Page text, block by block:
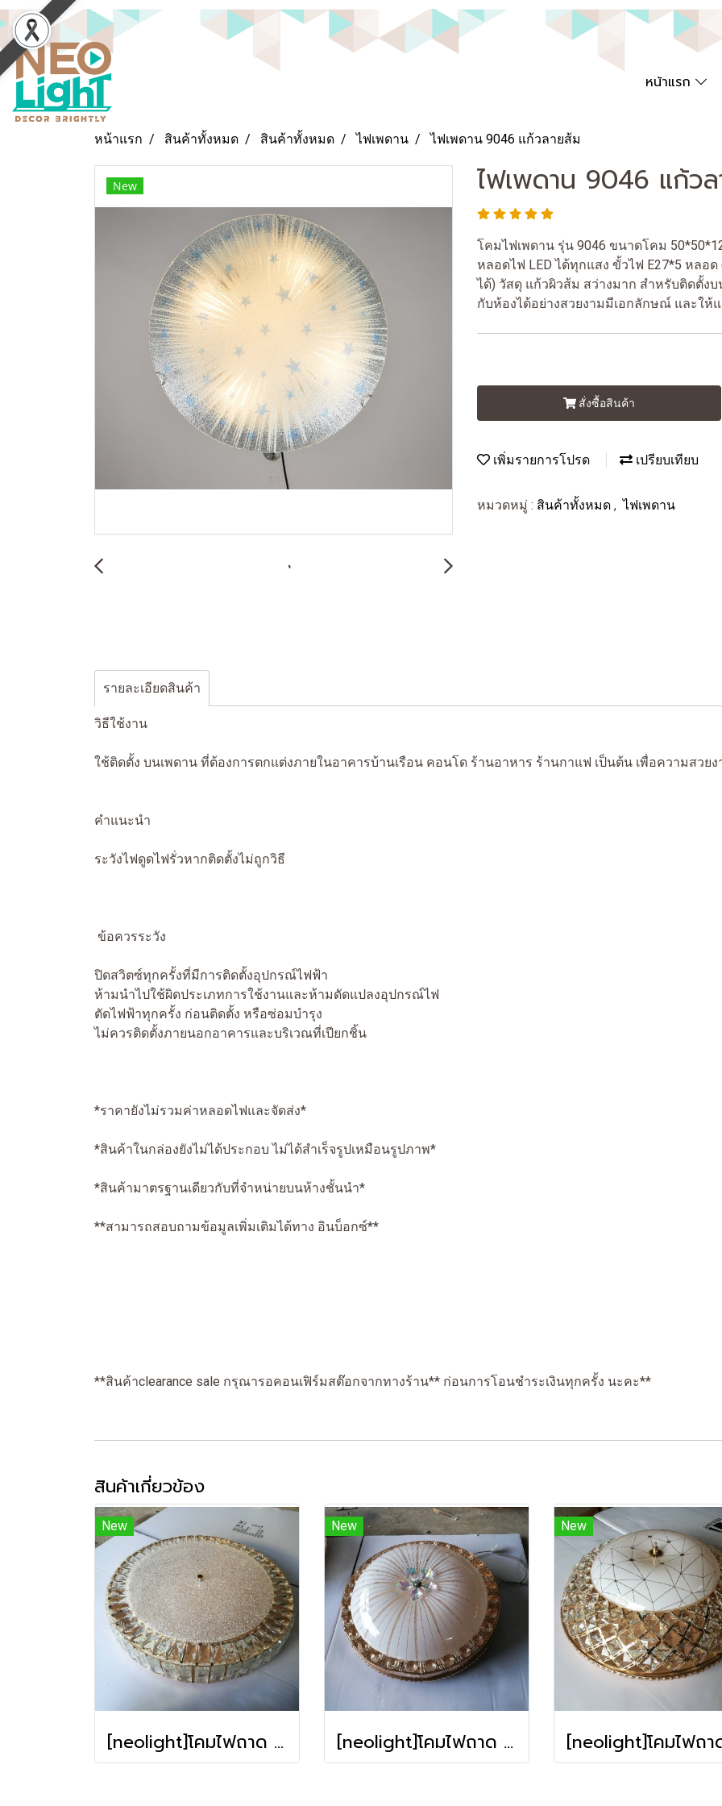
หน้าแรก
หน้าแรก สินค้าทั้งหมด สินค้าทั้งหมด ไฟเพดาน ไฟเพดาน 9046 แก้วลายส้ม
New ไฟเพดาน 9046 แก้ว
โคมไฟเพดาน รุ่น 9046 ขนาดโคม
หลอดไฟ LED ได้ทุกแสง ขั้วไฟ E27*5 หลอ
ได้) วัสดุ แก้วผิวส้ม สว่างมาก สำหรับติดตั้ง
กับห้องได้อย่างสวยงามมีเอกลักษณ์ และให้
สั่งซื้อสินค้า
เพิ่มรายการโปรด เปรียบเทียบ
หมวดหมู่ : สินค้าทั้งหมด , ไฟเพดาน
รายละเอียดสินค้า
วิธีใช้งาน
ใช้ติดตั้ง บนเพดาน ที่ต้องการตกแต่งภายในอาคารบ้านเรือน คอนโด ร้านอาหาร ร้านกาแฟ เป็นต้น เพื่อความสวยง
คำแนะนำ
ระวังไฟดูดไฟรั่วหากติดตั้งไม่ถูกวิธี
ข้อควรระวัง
ปิดสวิตซ์ทุกครั้งที่มีการติดตั้งอุปกรณ์ไฟฟ้า
ห้ามนำไปใช้ผิดประเภทการใช้งานและห้ามดัดแปลงอุปกรณ์ไฟ
ตัดไฟฟ้าทุกครั้ง ก่อนติดตั้ง หรือซ่อมบำรุง
ไม่ควรติดตั้งภายนอกอาคารและบริเวณที่เปียกชิ้น
*ราคายังไม่รวมค่าหลอดไฟและจัดส่ง*
*สินค้าในกล่องยังไม่ได้ประกอบ ไม่ได้สำเร็จรูปเหมือนรูปภาพ*
*สินค้ามาตรฐานเดียวกับที่จำหน่ายบนห้างชั้นนำ*
**สามารถสอบถามข้อมูลเพิ่มเติมได้ทาง อินบ็อกซ์**
**สินค้าclearance sale กรุณารอคอนเฟิร์มสต๊อกจากทางร้าน** ก่อนการโอนชำระเงินทุกครั้ง นะคะ**
สินค้าเกี่ยวข้อง
New
[neolight]โคมไฟถาด M012-500 **รับประกัน การใช้งาน12เดือน**
New
[neolight]โคมไฟถาด M011-500 **รับประกัน การใช้งาน12เดือน**
New